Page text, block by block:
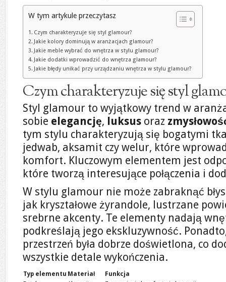
W tym artykule przeczytasz
Czym charakteryzuje się styl glamour?
Jakie kolory dominują w aranżacjach glamour?
Jakie meble wybrać do wnętrza w stylu glamour?
Jakie dodatki wprowadzić do wnętrza glamour?
Jakie błędy unikać przy urządzaniu wnętrza w stylu glamour?
Czym charakteryzuje się styl
Styl glamour to wyjątkowy trend w
sobie elegancję, luksus oraz
tym stylu charakteryzują się bogatymi
jedwab, aksamit czy welur, które
komfort. Kluczowym elementem jest
które tworzą interesujące połączenia i
W stylu glamour nie może zabraknąć
jak kryształowe żyrandole, lustrzane
srebrne akcenty. Te elementy nadają
podkreślają jego ekskluzywność.
przestrzeń była dobrze doświetlona, co
wszystkie detale wykończenia.
Typ elementu Materiał
Funkcja